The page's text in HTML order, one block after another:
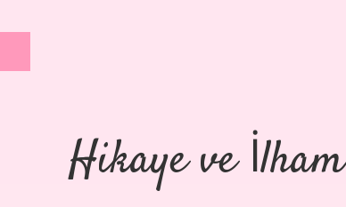
Hikaye ve İlham